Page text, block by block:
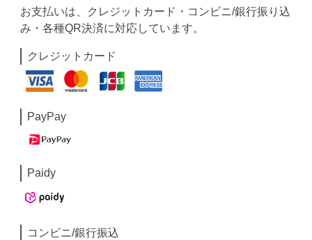
お支払いは、クレジットカード・コンビニ/銀行振り込
み・各種QR決済に対応しています。
クレジットカード
PayPay
Paidy
コンビニ/銀行振込